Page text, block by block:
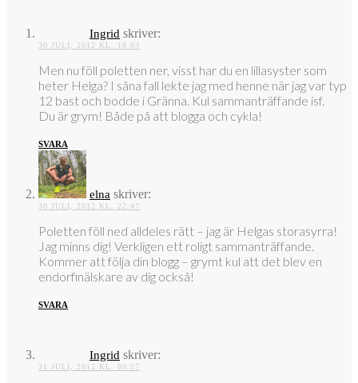
Ingrid skriver:
30 JULI, 2012 KL. 18:03
Men nu föll poletten ner, visst har du en lillasyster som
heter Helga? I såna fall lekte jag med henne när jag var typ
12 bast och bodde i Gränna. Kul sammanträffande isf.
Du är grym! Både på att blogga och cykla!
SVARA
elna skriver:
30 JULI, 2012 KL. 22:47
Poletten föll ned alldeles rätt – jag är Helgas storasyrra!
Jag minns dig! Verkligen ett roligt sammanträffande.
Kommer att följa din blogg – grymt kul att det blev en
endorfinälskare av dig också!
SVARA
Ingrid skriver:
31 JULI, 2012 KL. 09:57